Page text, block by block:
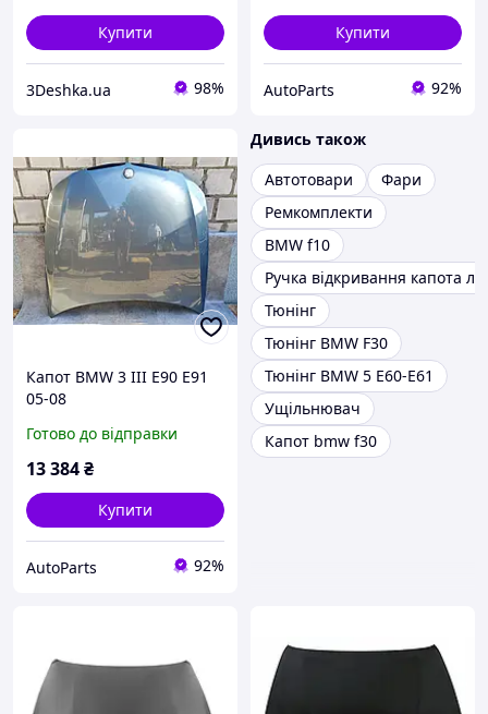
Купити
3Deshka.ua 98%
Купити
AutoParts 92%
Капот BMW 3 III E90 E91
05-08
Готово до відправки
13 384₴
Купити
AutoParts 92%
Дивись також
Автотовари
Фари
Ремкомплекти
BMW f10
Ручка відкривання капота
Тюнінг
Тюнінг BMW F30
Тюнінг BMW 5 E60-E61
Ущільнювач
Капот bmw f30